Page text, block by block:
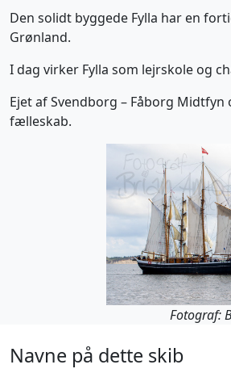
Den solidt byggede Fylla har en
Grønland.
I dag virker Fylla som lejrskole og
Ejet af Svendborg – Fåborg
fælleskab.
Fotograf:
Navne på dette skib